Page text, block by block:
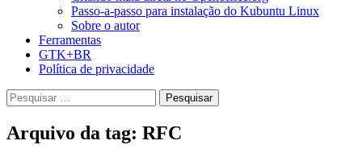
Passo-a-passo para instalação do Kubuntu Linux
Sobre o autor
Ferramentas
GTK+BR
Política de privacidade
Pesquisar
por:
Arquivo da tag: RFC